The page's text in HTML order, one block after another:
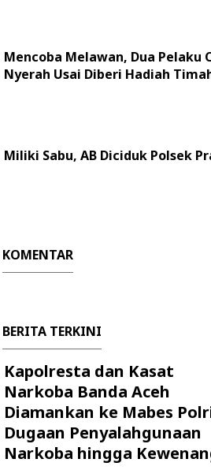
Mencoba Melawan, Dua Pelaku
Nyerah Usai Diberi Hadiah
Miliki Sabu, AB Diciduk Polsek
KOMENTAR
BERITA TERKINI
Kapolresta dan Kasat
Narkoba Banda Aceh
Diamankan ke Mabes
Dugaan Penyalahgunaan
Narkoba hingga